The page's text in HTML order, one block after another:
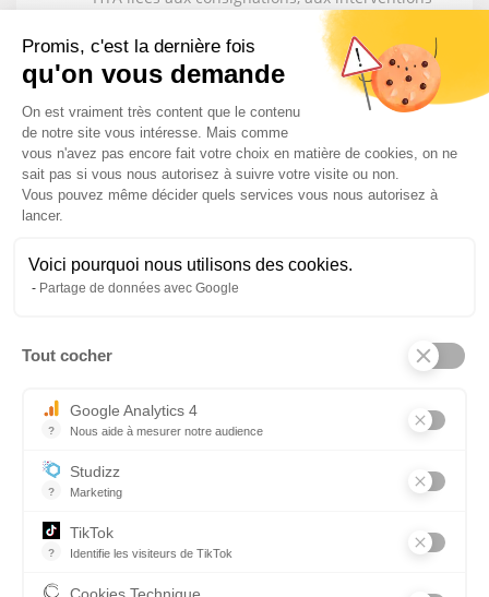
Promis, c'est la dernière fois
qu'on vous demande
Plateforme de Gestion du
On est vraiment très content que le contenu
de notre site vous intéresse. Mais comme
vous n'avez pas encore fait votre choix en matière de cookies, on ne
sait pas si vous nous autorisez à suivre votre visite ou non.
Vous pouvez même décider quels services vous nous autorisez à
lancer.
Voici pourquoi nous utilisons des cookies.
Partage de données avec Google
Tout cocher
?
Google Analytics 4
Nous aide à mesurer notre audience
?
Studizz
Marketing
?
TikTok
Identifie les visiteurs de TikTok
BT générales, aux travaux hors tension ou dans
le voisinage effectués sur des ouvrages ou des
installations électriques
Choisir les moyens de protection adaptés
D’intervenir en toute sécurité sur des
installations électriques, en conformité avec
les objectifs évalués des symboles de le norme
NFC 18 510 et de la réglementations en
vigueur.
MOYENS PÉDAGOGIQUE ET
Formation en présentiel
Supports audiovisuels, animation de groupe,
remise de documents
armoire pédagogique ou sur unité mobile (en
option).
MODALITÉS D’ÉVALUATION DES